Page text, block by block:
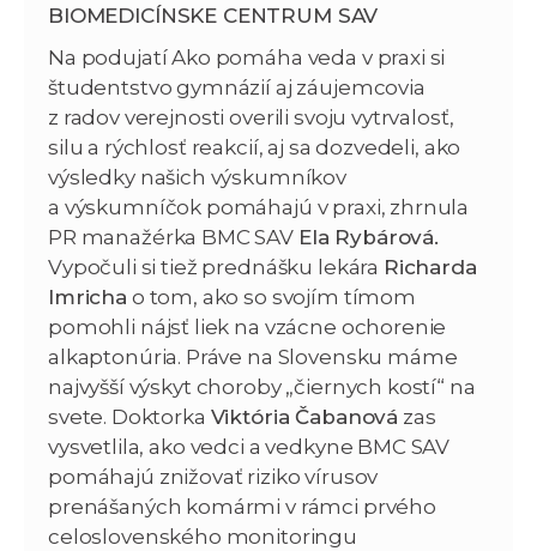
BIOMEDICÍNSKE CENTRUM SAV
Na podujatí Ako pomáha veda v praxi si
študentstvo gymnázií aj záujemcovia
z radov verejnosti overili svoju vytrvalosť,
silu a rýchlosť reakcií, aj sa dozvedeli, ako
výsledky našich výskumníkov
a výskumníčok pomáhajú v praxi, zhrnula
PR manažérka BMC SAV Ela Rybárová.
Vypočuli si tiež prednášku lekára Richarda
Imricha o tom, ako so svojím tímom
pomohli nájsť liek na vzácne ochorenie
alkaptonúria. Práve na Slovensku máme
najvyšší výskyt choroby „čiernych kostí“ na
svete. Doktorka Viktória Čabanová zas
vysvetlila, ako vedci a vedkyne BMC SAV
pomáhajú znižovať riziko vírusov
prenášaných komármi v rámci prvého
celoslovenského monitoringu